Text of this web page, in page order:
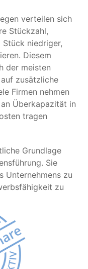
verteilen sich
Stückzahl,
niedriger,
Diesem
der meisten
zusätzliche
Firmen nehmen
Überkapazität in
tragen
Grundlage
Sie
Unternehmens zu
zu